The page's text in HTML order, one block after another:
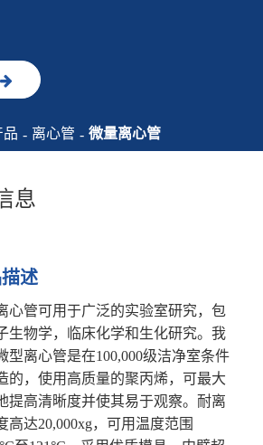
品 离心管 微量离心管
息
述
心管可用于广泛的实验室研究，包
生物学，临床化学和生化研究。我
型离心管是在100,000级洁净室条件
的，使用高质量的聚丙烯，可最大
提高清晰度并使其易于观察。耐离
高达20,000xg，可用温度范围